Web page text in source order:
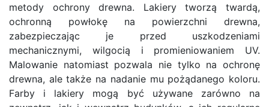
metody ochrony drewna. Lakiery tworzą twardą,
ochronną powłokę na powierzchni drewna,
zabezpieczając je przed uszkodzeniami
mechanicznymi, wilgocią i promieniowaniem UV.
Malowanie natomiast pozwala nie tylko na ochronę
drewna, ale także na nadanie mu pożądanego koloru.
Farby i lakiery mogą być używane zarówno na